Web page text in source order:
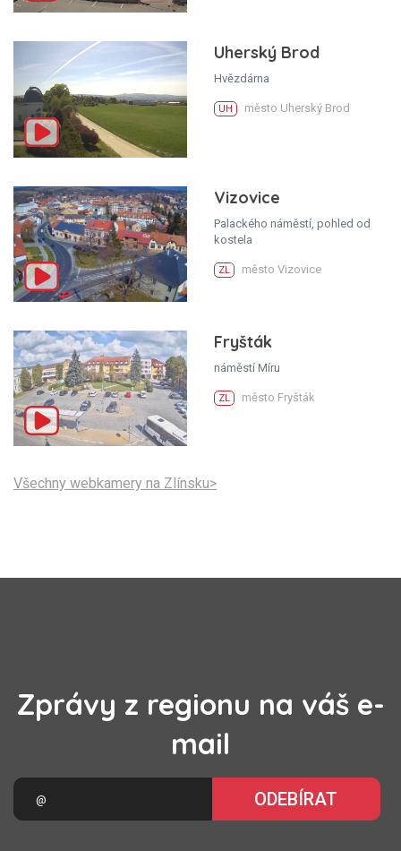
Uherský Brod
Hvězdárna
UH město Uherský Brod
Vizovice
Palackého náměstí, pohled od
kostela
ZL město Vizovice
Fryšták
náměstí Míru
ZL město Fryšták
Všechny webkamery na Zlínsku>
Zprávy z regionu na váš e-
mail
ODEBÍRAT